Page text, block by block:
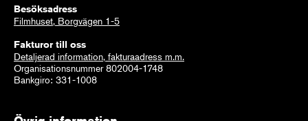
Besöksadress
Filmhuset, Borgvägen 1-5
Fakturor till oss
Detaljerad information, fakturaadress m.m.
Organisationsnummer 802004-1748
Bankgiro: 331-1008